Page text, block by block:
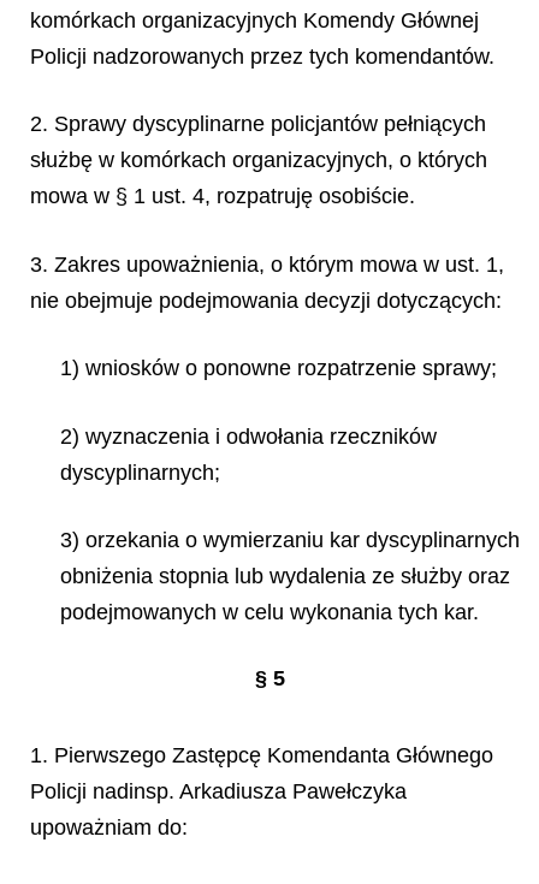
komórkach organizacyjnych Komendy Głównej
Policji nadzorowanych przez tych komendantów.
2. Sprawy dyscyplinarne policjantów pełniących
służbę w komórkach organizacyjnych, o których
mowa w § 1 ust. 4, rozpatruję osobiście.
3. Zakres upoważnienia, o którym mowa w ust. 1,
nie obejmuje podejmowania decyzji dotyczących:
1) wniosków o ponowne rozpatrzenie sprawy;
2) wyznaczenia i odwołania rzeczników
dyscyplinarnych;
3) orzekania o wymierzaniu kar dyscyplinarnych
obniżenia stopnia lub wydalenia ze służby oraz
podejmowanych w celu wykonania tych kar.
§ 5
1. Pierwszego Zastępcę Komendanta Głównego
Policji nadinsp. Arkadiusza Pawełczyka
upoważniam do: